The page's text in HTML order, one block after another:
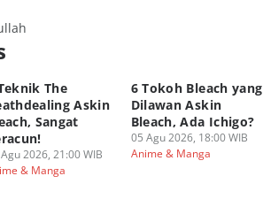
The
Askin
Sangat
2026, 21:00 WIB
& Manga
6 Tokoh Bleach yang
Dilawan Askin
Bleach, Ada Ichigo?
05 Agu 2026, 18:00 WIB
Anime & Manga